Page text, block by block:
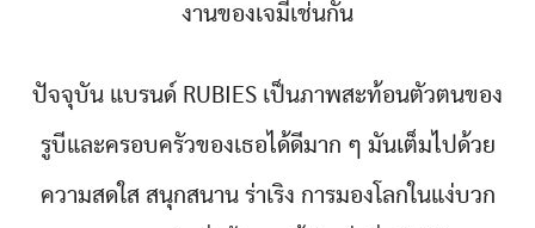
งานของเจมีเช่นกัน
ปัจจุบัน แบรนด์ RUBIES เป็นภาพสะท้อนตัวตนของ
รูบีและครอบครัวของเธอได้ดีมาก ๆ มันเต็มไปด้วย
ความสดใส สนุกสนาน ร่าเริง การมองโลกในแง่บวก